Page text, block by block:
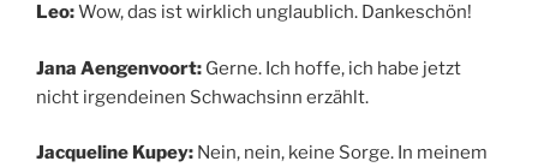
Leo:Wow, das ist wirklich unglaublich. Dankeschön!
Jana Aengenvoort: Gerne. Ich hoffe, ich habe jetzt
nicht irgendeinen Schwachsinn erzählt.
Jacqueline Kupey: Nein, nein, keine Sorge. In meinem